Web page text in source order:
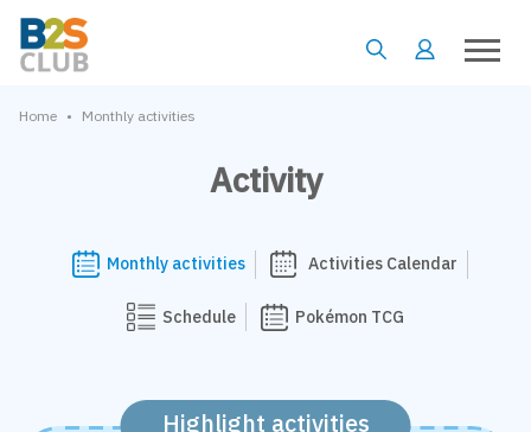
Home • Monthly activities
Activity
Monthly activities
Activities Calendar
Schedule
Pokémon TCG